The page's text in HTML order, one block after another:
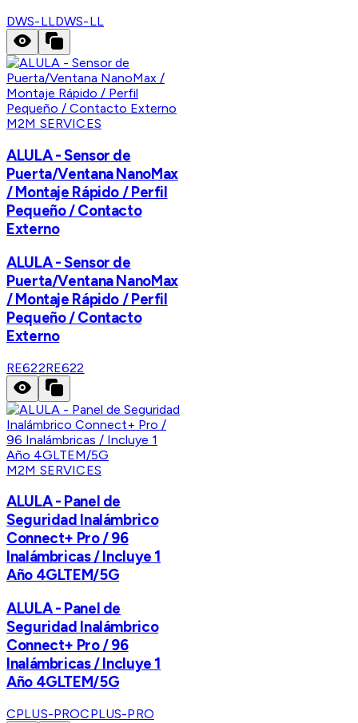
DWS-LLDWS-LL
M2M SERVICES
ALULA - Sensor de
Puerta/Ventana NanoMax
/ Montaje Rápido / Perfil
Pequeño / Contacto
Externo
ALULA - Sensor de
Puerta/Ventana NanoMax
/ Montaje Rápido / Perfil
Pequeño / Contacto
Externo
RE622RE622
M2M SERVICES
ALULA - Panel de
Seguridad Inalámbrico
Connect+ Pro / 96
Inalámbricas / Incluye 1
Año 4GLTEM/5G
ALULA - Panel de
Seguridad Inalámbrico
Connect+ Pro / 96
Inalámbricas / Incluye 1
Año 4GLTEM/5G
CPLUS-PROCPLUS-PRO